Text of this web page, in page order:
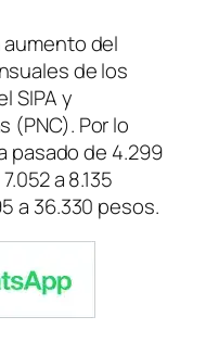
del
de los
SIPA y
(PNC). Por lo
pasado de 4.299
a 8.135
a 36.330 pesos.